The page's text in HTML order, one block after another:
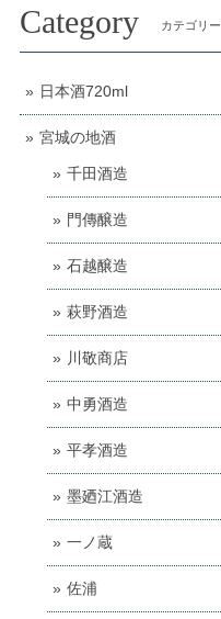
Category カテゴリー
日本酒720ml
宮城の地酒
千田酒造
門傳醸造
石越醸造
萩野酒造
川敬商店
中勇酒造
平孝酒造
墨廼江酒造
一ノ蔵
佐浦